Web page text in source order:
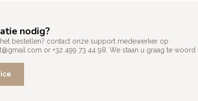
nodig?
bestellen? contact onze support medewerker op
or +32 499 73 44 98. We staan u graag te woord